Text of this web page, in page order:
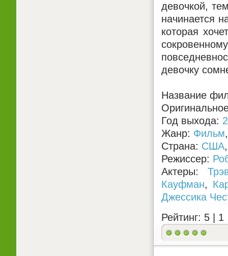
девочкой,
начинается
которая
девочку
Название
Год выхода:
Жанр: Фильм
Страна: США
Режиссер:
Актеры:
Кауфман,
Джессика
Рейтинг: 5 | 1